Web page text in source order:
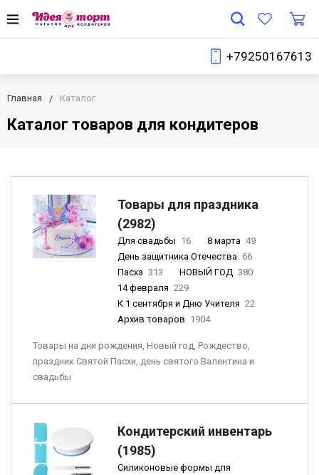
+79250167613
Главная Каталог
Каталог товаров для кондитеров
Товары для праздника
(2982)
Для свадьбы 16 8 марта 49
День защитника Отечества 66
Пасха 313 НОВЫЙ ГОД 380
14 февраля 229
К 1 сентября и Дню Учителя 22
Архив товаров 1904
Товары на дни рождения, Новый год, Рождество,
праздник Святой Пасхи, день святого Валентина и
свадьбы
Кондитерский инвентарь
(1985)
Силиконовые формы для